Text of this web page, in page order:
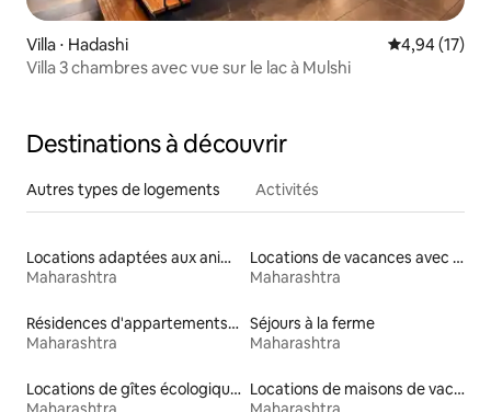
Villa ⋅ Hadashi Évaluation
4,94 (17)
Villa 3 chambres avec vue sur le lac à Mulshi
Destinations à découvrir
Autres types de logements Activités
Locations adaptées aux animaux
Maharashtra
Locations de vacances avec piscine
Maharashtra
Résidences d'appartements en location
Maharashtra
Séjours à la ferme
Maharashtra
Locations de gîtes écologiques
Locations de maisons de vacances